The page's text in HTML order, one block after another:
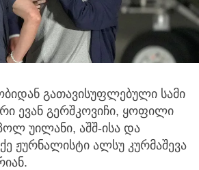
გათავისუფლებული სამი
ევან გერშკოვიჩი, ყოფილი
უილანი, აშშ-ისა და
ჟურნალისტი ალსუ კურმაშევა